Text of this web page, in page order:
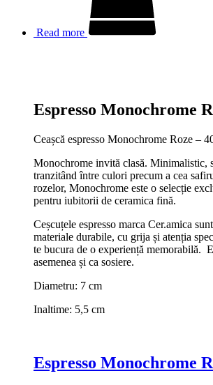
Read more
Espresso Monochrome
Ceașcă espresso Monochrome Roze –
Monochrome invită clasă. Minimalistic,
tranzitând între culori precum a cea
rozelor, Monochrome este o selecție
pentru iubitorii de ceramica fină.
Ceșcuțele espresso marca Cer.amica
materiale durabile, cu grija și atenția
te bucura de o experiență memorabilă.
asemenea și ca sosiere.
Diametru: 7 cm
Inaltime: 5,5 cm
Espresso Monochrome